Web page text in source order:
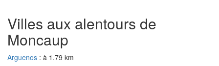
Villes aux alentours de
Moncaup
Arguenos : à 1.79 km